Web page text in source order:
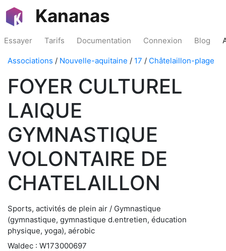
Kananas
Essayer Tarifs Documentation Connexion Blog
Associations / Nouvelle-aquitaine / 17 / Châtelaillon-plage
FOYER CULTUREL
LAIQUE
GYMNASTIQUE
VOLONTAIRE DE
CHATELAILLON
Sports, activités de plein air / Gymnastique
(gymnastique, gymnastique d.entretien, éducation
physique, yoga), aérobic
Waldec : W173000697